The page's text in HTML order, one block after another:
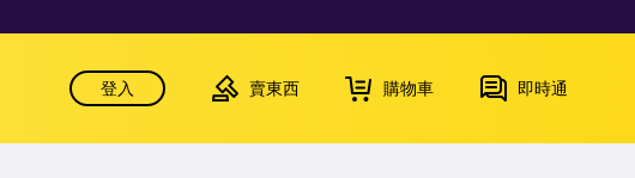
登入 賣東西 購物車 即時通